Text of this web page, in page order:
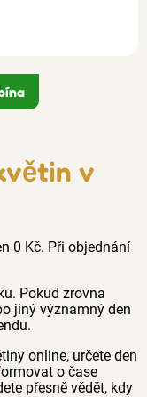
v
0 Kč. Při objednání
Pokud zrovna
jiný významný den
online, určete den
o čase
přesně vědět, kdy